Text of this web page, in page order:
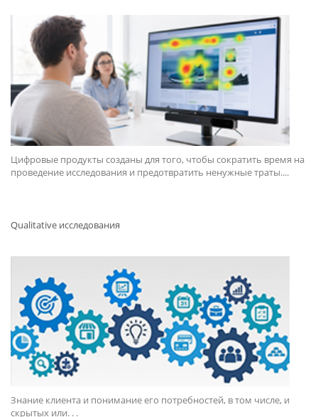
Цифровые продукты созданы для того, чтобы сократить время на
проведение исследования и предотвратить ненужные траты....
Qualitative исследования
Знание клиента и понимание его потребностей, в том числе, и
скрытых или. . .